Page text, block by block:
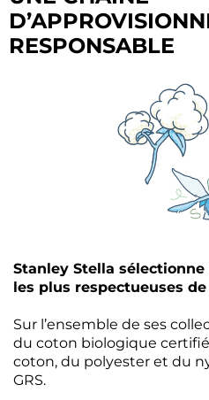
RESPONSABLE
Stanley Stella
les plus respectueuses
Sur l’ensemble de ses
du coton biologique certifié
coton, du polyester et du
GRS.